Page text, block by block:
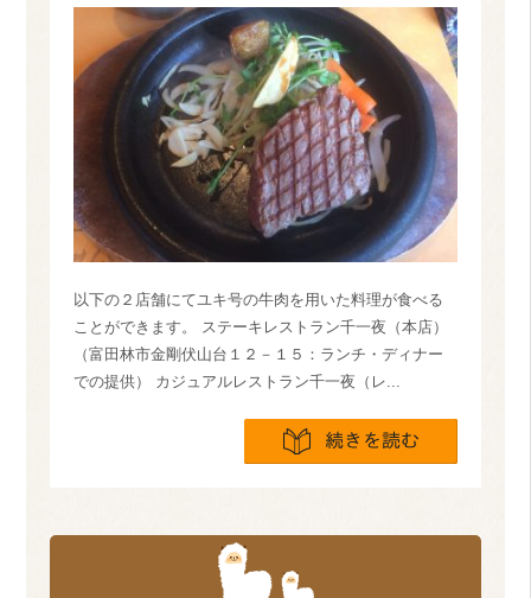
以下の２店舗にてユキ号の牛肉を用いた料理が食べる
ことができます。 ステーキレストラン千一夜（本店）
（富田林市金剛伏山台１２－１５：ランチ・ディナー
での提供） カジュアルレストラン千一夜（レ...